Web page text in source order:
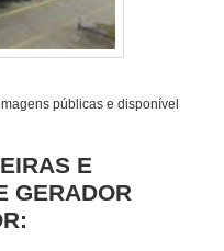
públicas e disponível
E
GERADOR